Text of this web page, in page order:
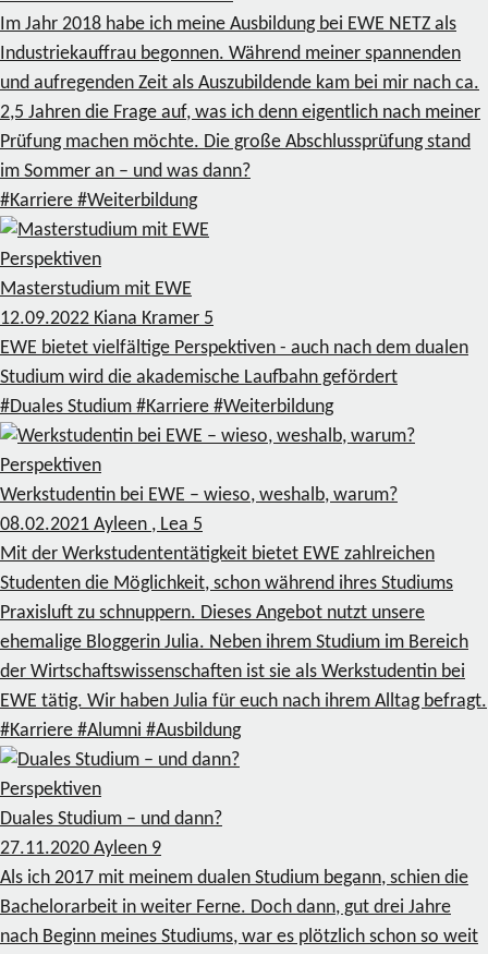
Im Jahr 2018 habe ich meine Ausbildung bei EWE NETZ als
Industriekauffrau begonnen. Während meiner spannenden
und aufregenden Zeit als Auszubildende kam bei mir nach ca.
2,5 Jahren die Frage auf, was ich denn eigentlich nach meiner
Prüfung machen möchte. Die große Abschlussprüfung stand
im Sommer an – und was dann?
#Karriere #Weiterbildung
Perspektiven
Masterstudium mit EWE
12.09.2022 Kiana Kramer 5
EWE bietet vielfältige Perspektiven - auch nach dem dualen
Studium wird die akademische Laufbahn gefördert
#Duales Studium #Karriere #Weiterbildung
Perspektiven
Werkstudentin bei EWE – wieso, weshalb, warum?
08.02.2021 Ayleen , Lea 5
Mit der Werkstudententätigkeit bietet EWE zahlreichen
Studenten die Möglichkeit, schon während ihres Studiums
Praxisluft zu schnuppern. Dieses Angebot nutzt unsere
ehemalige Bloggerin Julia. Neben ihrem Studium im Bereich
der Wirtschaftswissenschaften ist sie als Werkstudentin bei
EWE tätig. Wir haben Julia für euch nach ihrem Alltag befragt.
#Karriere #Alumni #Ausbildung
Perspektiven
Duales Studium – und dann?
27.11.2020 Ayleen 9
Als ich 2017 mit meinem dualen Studium begann, schien die
Bachelorarbeit in weiter Ferne. Doch dann, gut drei Jahre
nach Beginn meines Studiums, war es plötzlich schon so weit